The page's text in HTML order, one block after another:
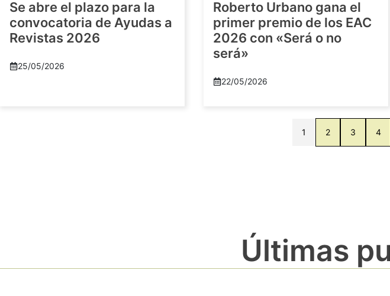
Se abre el plazo para la
convocatoria de Ayudas a
Revistas 2026
25/05/2026
Roberto Urbano gana el
primer premio de los EAC
2026 con «Será o no
será»
22/05/2026
1 2 3 4
Últimas